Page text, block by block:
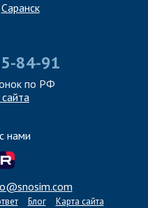
Саранск
84-91
по РФ
нами
Блог Карта сайта